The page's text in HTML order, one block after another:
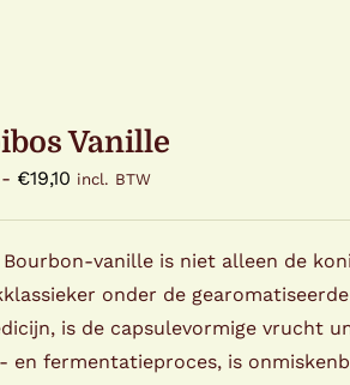
Vanille
- €19,10Prijsklasse:
incl. BTW
vanille is niet alleen de
onder de
is de capsulevormige vrucht
en fermentatieproces, is